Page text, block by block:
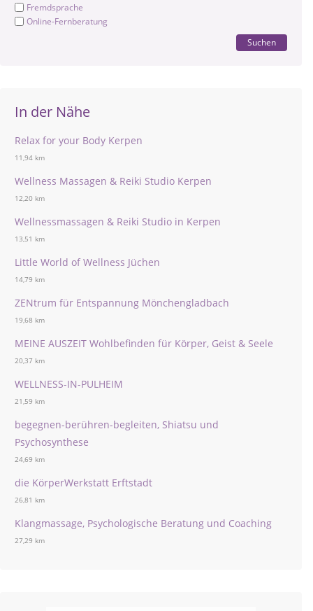
Fremdsprache
Online-Fernberatung
Suchen
In der Nähe
Relax for your Body Kerpen
11,94 km
Wellness Massagen & Reiki Studio Kerpen
12,20 km
Wellnessmassagen & Reiki Studio in Kerpen
13,51 km
Little World of Wellness Jüchen
14,79 km
ZENtrum für Entspannung Mönchengladbach
19,68 km
MEINE AUSZEIT Wohlbefinden für Körper, Geist & Seele
20,37 km
WELLNESS-IN-PULHEIM
21,59 km
begegnen-berühren-begleiten, Shiatsu und
Psychosynthese
24,69 km
die KörperWerkstatt Erftstadt
26,81 km
Klangmassage, Psychologische Beratung und Coaching
27,29 km